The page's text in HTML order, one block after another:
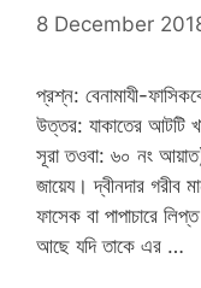
8 December
প্রশ্ন: বেনামাযী-
উত্তর: যাকাতের আটটি
সূরা তওবা: ৬০ নং
জায়েয। দ্বীনদার গরীব
ফাসেক বা পাপাচারে
আছে যদি তাকে এর …